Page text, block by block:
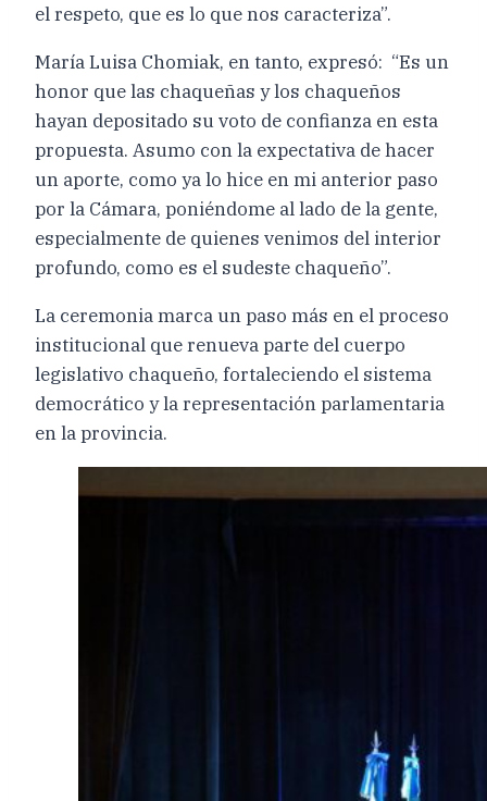
el respeto, que es lo que nos caracteriza”.
María Luisa Chomiak, en tanto, expresó: “Es un
honor que las chaqueñas y los chaqueños
hayan depositado su voto de confianza en esta
propuesta. Asumo con la expectativa de hacer
un aporte, como ya lo hice en mi anterior paso
por la Cámara, poniéndome al lado de la gente,
especialmente de quienes venimos del interior
profundo, como es el sudeste chaqueño”.
La ceremonia marca un paso más en el proceso
institucional que renueva parte del cuerpo
legislativo chaqueño, fortaleciendo el sistema
democrático y la representación parlamentaria
en la provincia.